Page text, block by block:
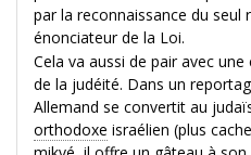
par la reconnaissance du seul
énonciateur de la Loi.
Cela va aussi de pair avec
de la judéité. Dans un
Allemand se convertit au
orthodoxe israélien (plus